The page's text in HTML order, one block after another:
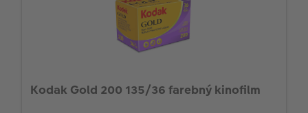
Kodak Gold 200 135/36 farebný kinofilm